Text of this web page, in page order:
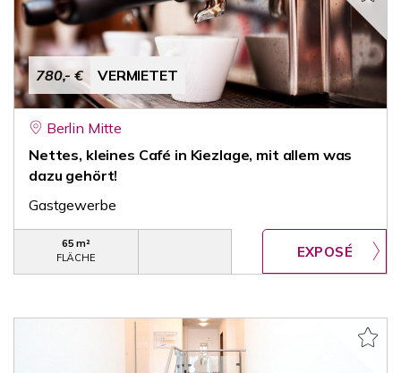
780,- € VERMIETET
Berlin Mitte
Nettes, kleines Café in Kiezlage, mit allem was
dazu gehört!
Gastgewerbe
65 m²
FLÄCHE